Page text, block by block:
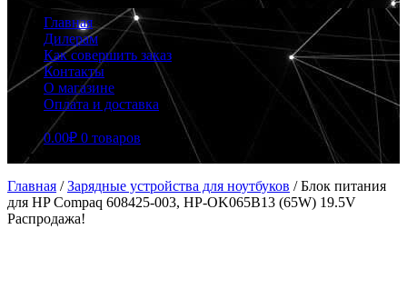
Главная
Дилерам
Как совершить заказ
Контакты
О магазине
Оплата и доставка
0.00₽ 0 товаров
Главная /Зарядные устройства для ноутбуков /Блок питания
для HP Compaq 608425-003, HP-OK065B13 (65W) 19.5V
Распродажа!